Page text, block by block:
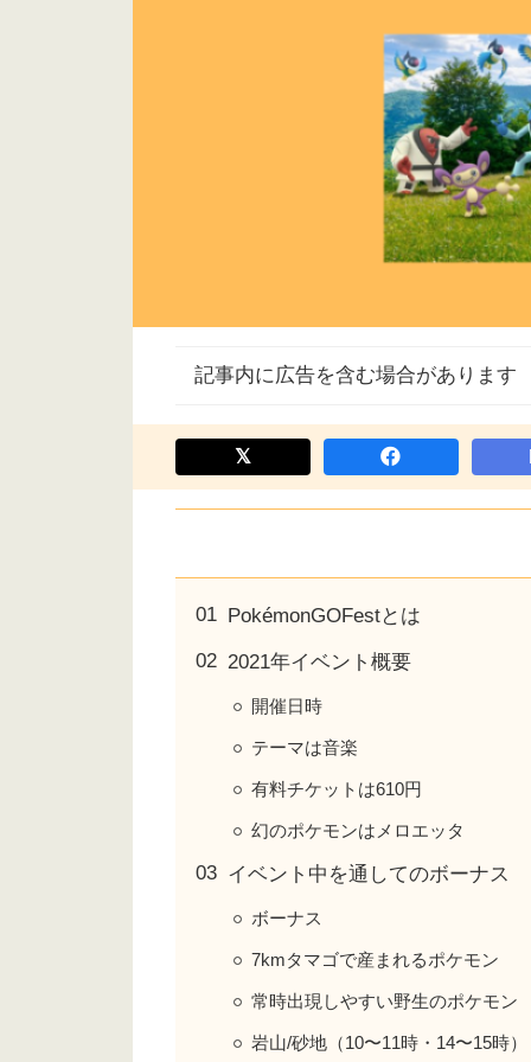
記事内に広告を含む場合があります
PokémonGOFestとは
2021年イベント概要
開催日時
テーマは音楽
有料チケットは610円
幻のポケモンはメロエッタ
イベント中を通してのボーナス
ボーナス
7kmタマゴで産まれるポケモン
常時出現しやすい野生のポケモン
岩山/砂地（10〜11時・14〜15時）